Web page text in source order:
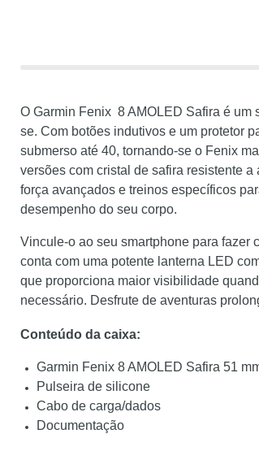
O Garmin Fenix 8 AMOLED Safira é um
se. Com botões indutivos e um protetor
submerso até 40, tornando-se o Fenix
versões com cristal de safira resistente
força avançados e treinos específicos
desempenho do seu corpo.
Vincule-o ao seu smartphone para fazer
conta com uma potente lanterna LED
que proporciona maior visibilidade
necessário. Desfrute de aventuras
Conteúdo da caixa:
Garmin Fenix 8 AMOLED Safira 51
Pulseira de silicone
Cabo de carga/dados
Documentação